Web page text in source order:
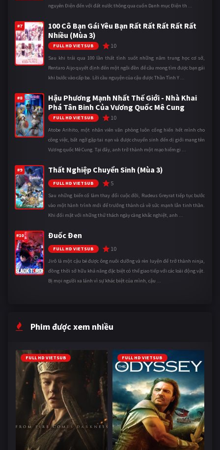
nguyên Điện đến với đất nước thông qua cuốn Danh mục Điện th ...
#7
100 Cô Bạn Gái Yêu Bạn Rất Rất Rất Rất Rất
Nhiều (Mùa 3)
FULL HD VIETSUB 10
Sau khi trải qua 100 lần thất tình suốt những năm trung học cơ sở,
Rentaro Aijo quyết định đến một ngôi đền để cầu mong tìm được bạn gái
khi bước vào cấp ba. Lời cầu nguyện của cậu được Thần Tình Y ...
#8
Hậu Phương Mạnh Nhất Thế Giới - Nhà Khai
Phá Tân Binh Của Vương Quốc Mê Cung
FULL HD VIETSUB 10
Atobe Arihito, một nhân viên văn phòng luôn cống hiến hết mình cho
công việc, bất ngờ gặp tai nạn và được chuyển sinh đến dị giới mang tên
Vương quốc Mê Cung. Tại đây, anh trở thành một mạo hiểm gi ...
#9 Thất Nghiệp Chuyển Sinh (Mùa 3)
FULL HD VIETSUB 5
Sau những biến cố làm thay đổi cuộc đời, Rudeus Greyrat tiếp tục bước
vào một hành trình mới để trưởng thành cả về sức mạnh lẫn tinh thần.
Khi đối mặt với những thử thách ngày càng khắc nghiệt, anh ...
#10 Đuốc Đen
FULL HD VIETSUB 10
Jirô là một cậu bé được ông nuôi dưỡng và rèn luyện để trở thành ninja,
đồng thời sở hữu khả năng đặc biệt có thể giao tiếp với các loài động vật.
Bị mọi người xa lánh vì sự khác biệt của mình, cậu ...
Phim được xem nhiều
FULL HD VIETSUB FULL HD VIETSUB